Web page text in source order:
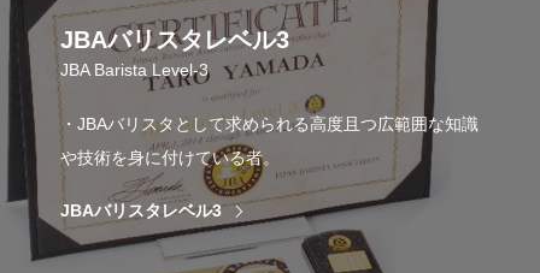
JBAバリスタレベル3
JBA Barista Level-3
・JBAバリスタとして求められる高度且つ広範囲な知識
や技術を身に付けている者。
JBAバリスタレベル3